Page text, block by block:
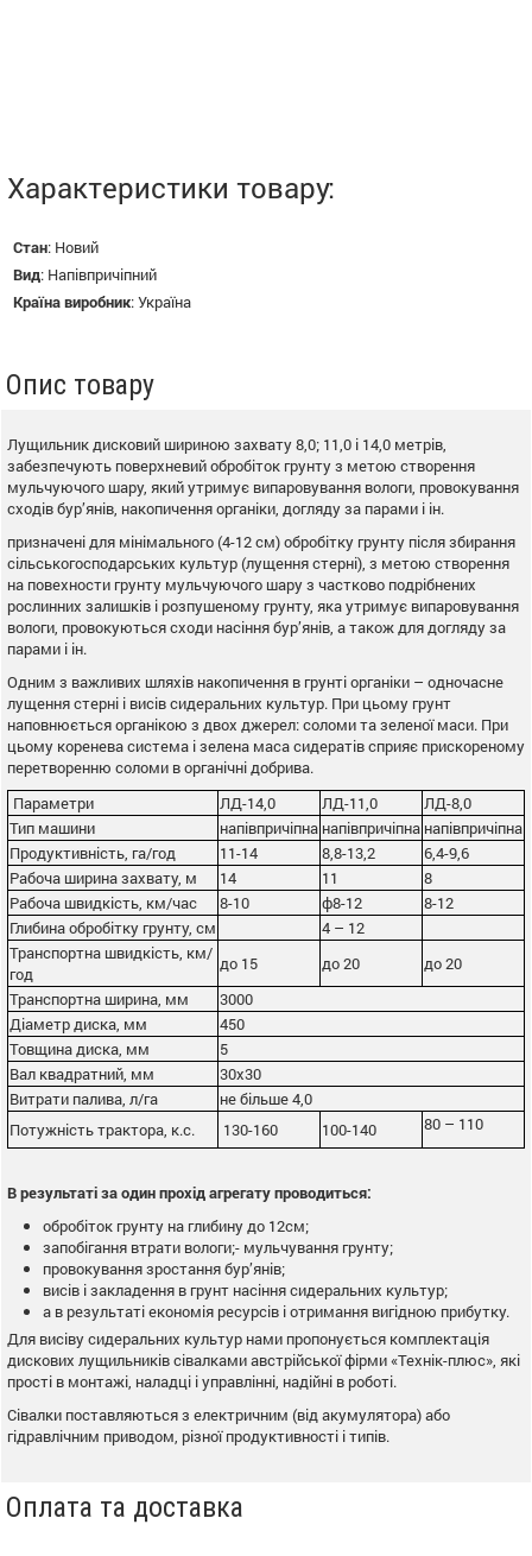
Характеристики товару:
Стан: Новий
Вид: Напівпричіпний
Країна виробник:Україна
Опис товару
Лущильник дисковий шириною захвату 8,0; 11,0 і 14,0 метрів,
забезпечують поверхневий обробіток грунту з метою створення
мульчуючого шару, який утримує випаровування вологи, провокування
сходів бур’янів, накопичення органіки, догляду за парами і ін.
призначені для мінімального (4-12 см) обробітку грунту після збирання
сільськогосподарських культур (лущення стерні), з метою створення
на повехности грунту мульчуючого шару з частково подрібнених
рослинних залишків і розпушеному грунту, яка утримує випаровування
вологи, провокуються сходи насіння бур’янів, а також для догляду за
парами і ін.
Одним з важливих шляхів накопичення в грунті органіки – одночасне
лущення стерні і висів сидеральних культур. При цьому грунт
наповнюється органікою з двох джерел: соломи та зеленої маси. При
цьому коренева система і зелена маса сидератів сприяє прискореному
перетворенню соломи в органічні добрива.
Параметри
ЛД-14,0 ЛД-11,0
ЛД-8,0
Тип машини
напівпричіпна напівпричіпна напівпричіпна
Продуктивність, га/год
11-14 8,8-13,2
6,4-9,6
Рабоча ширина захвату, м
14 11
8
Рабоча швидкість, км/час
8-10 ф8-12
8-12
Глибина обробітку грунту, см
4 – 12
Транспортна швидкість, км/
год
до 15 до 20
до 20
Транспортна ширина, мм
3000
Діаметр диска, мм
450
Товщина диска, мм
5
Вал квадратний, мм
30х30
Витрати палива, л/га
не більше 4,0
Потужність трактора, к.с.
130-160 100-140 80 – 110
В результаті за один прохід агрегату проводиться:
обробіток грунту на глибину до 12см;
запобігання втрати вологи;- мульчування грунту;
провокування зростання бур’янів;
висів і закладення в грунт насіння сидеральних культур;
а в результаті економія ресурсів і отримання вигідною прибутку.
Для висіву сидеральних культур нами пропонується комплектація
дискових лущильників сівалками австрійської фірми «Технік-плюс», які
прості в монтажі, наладці і управлінні, надійні в роботі.
Сівалки поставляються з електричним (від акумулятора) або
гідравлічним приводом, різної продуктивності і типів.
Оплата та доставка